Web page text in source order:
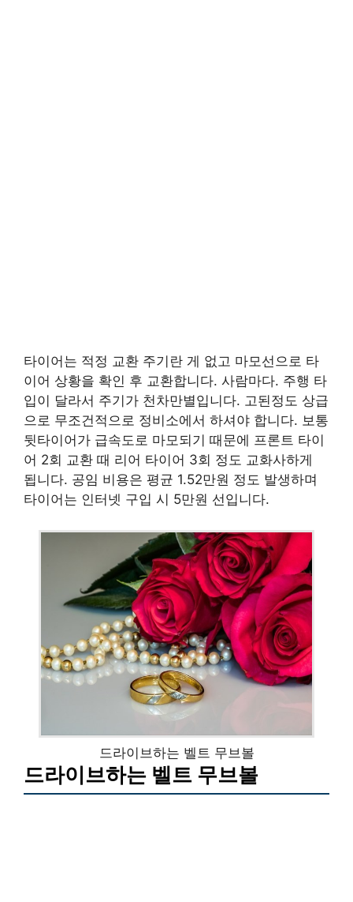
타이어는 적정 교환 주기란 게 없고 마모선으로 타
이어 상황을 확인 후 교환합니다. 사람마다. 주행 타
입이 달라서 주기가 천차만별입니다. 고된정도 상급
으로 무조건적으로 정비소에서 하셔야 합니다. 보통
뒷타이어가 급속도로 마모되기 때문에 프론트 타이
어 2회 교환 때 리어 타이어 3회 정도 교화사하게
됩니다. 공임 비용은 평균 1.52만원 정도 발생하며
타이어는 인터넷 구입 시 5만원 선입니다.
드라이브하는 벨트 무브볼
드라이브하는 벨트 무브볼